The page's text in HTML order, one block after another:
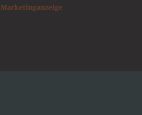
Marketinganzeige